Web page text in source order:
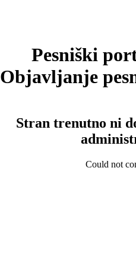
Pesniški
Objavljanje
Stran trenutno ni
Could not